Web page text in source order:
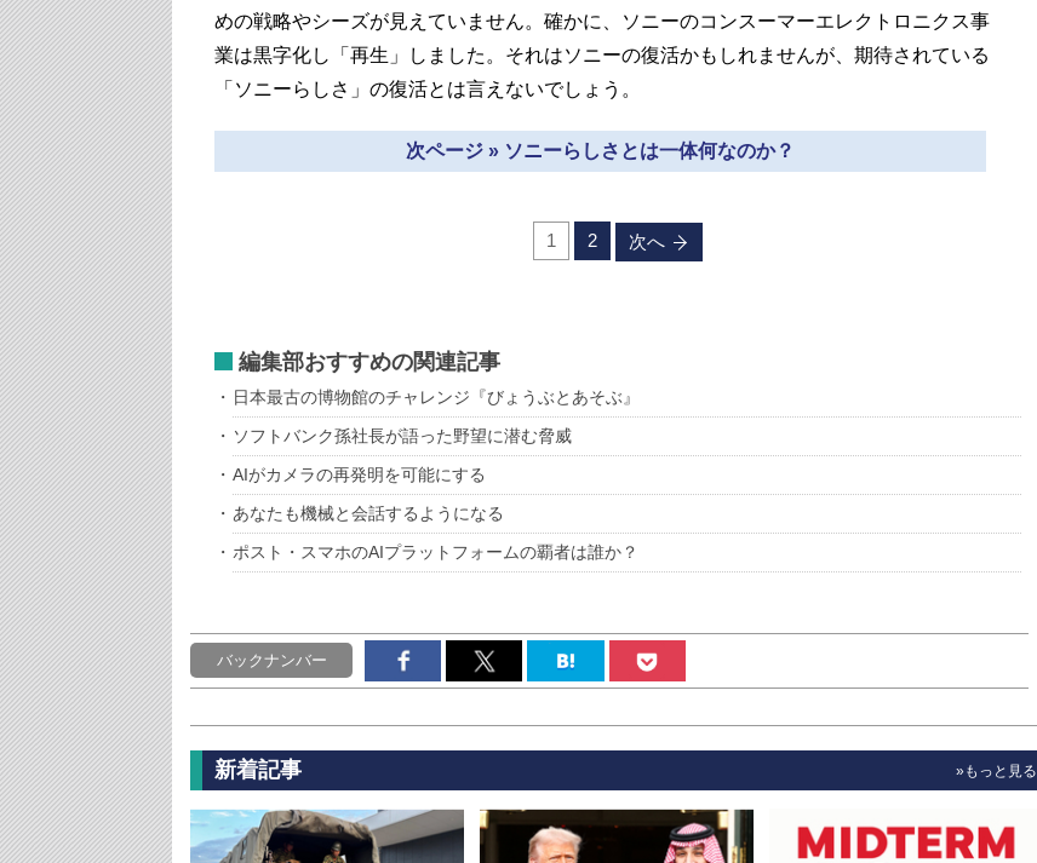
めの戦略やシーズが見えていません。確かに、ソニーのコンスーマーエレクトロニクス事
業は黒字化し「再生」しました。それはソニーの復活かもしれませんが、期待されている
「ソニーらしさ」の復活とは言えないでしょう。
次ページ » ソニーらしさとは一体何なのか？
1 2 次へ
編集部おすすめの関連記事
日本最古の博物館のチャレンジ『びょうぶとあそぶ』
ソフトバンク孫社長が語った野望に潜む脅威
AIがカメラの再発明を可能にする
あなたも機械と会話するようになる
ポスト・スマホのAIプラットフォームの覇者は誰か？
バックナンバー
新着記事 »もっと見る